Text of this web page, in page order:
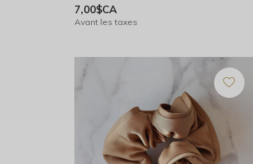
7,00$CA
Avant les taxes